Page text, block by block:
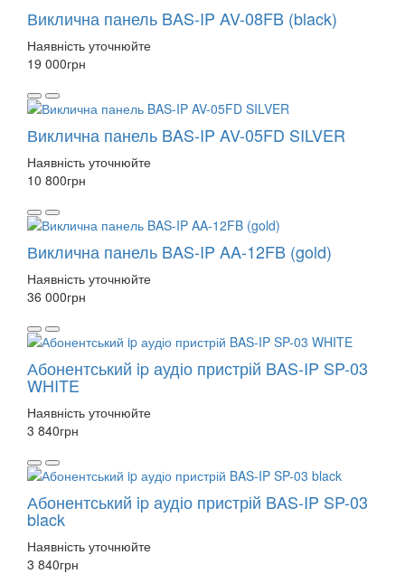
Виклична панель BAS-IP AV-08FB (black)
Наявність уточнюйте
19 000грн
Виклична панель BAS-IP AV-05FD SILVER
Наявність уточнюйте
10 800грн
Виклична панель BAS-IP AA-12FB (gold)
Наявність уточнюйте
36 000грн
Абонентський ip аудіо пристрій BAS-IP SP-03
WHITE
Наявність уточнюйте
3 840грн
Абонентський ip аудіо пристрій BAS-IP SP-03
black
Наявність уточнюйте
3 840грн